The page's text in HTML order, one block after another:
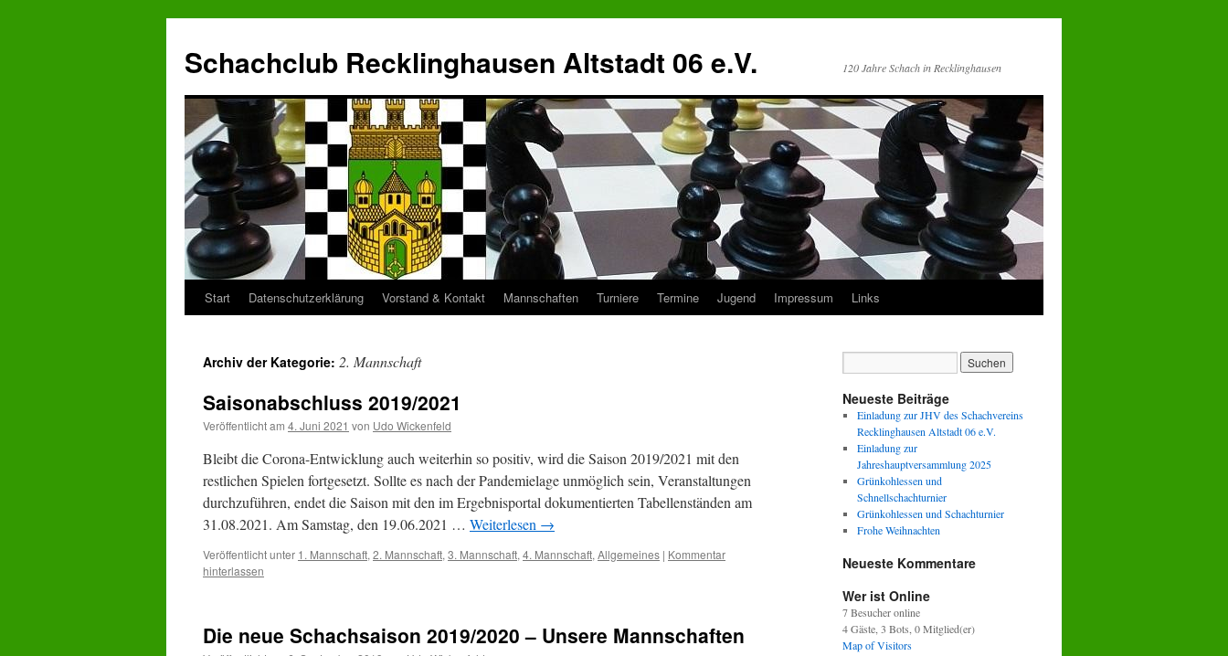
springen
Schachclub Recklinghausen Altstadt 06 e.V. 120 Jahre Schach in Recklinghausen
Start Datenschutzerklärung Vorstand & Kontakt Mannschaften Turniere Termine Jugend Impressum Links
Archiv der Kategorie: 2. Mannschaft
Saisonabschluss 2019/2021
Veröffentlicht am 4. Juni 2021 von Udo Wickenfeld
Bleibt die Corona-Entwicklung auch weiterhin so positiv, wird die Saison 2019/2021 mit den
restlichen Spielen fortgesetzt. Sollte es nach der Pandemielage unmöglich sein, Veranstaltungen
durchzuführen, endet die Saison mit den im Ergebnisportal dokumentierten Tabellenständen am
31.08.2021. Am Samstag, den 19.06.2021 … Weiterlesen →
Veröffentlicht unter 1. Mannschaft, 2. Mannschaft, 3. Mannschaft, 4. Mannschaft, Allgemeines | Kommentar
hinterlassen
Die neue Schachsaison 2019/2020 – Unsere Mannschaften
Neueste Beiträge
Einladung zur JHV des Schachvereins
Recklinghausen Altstadt 06 e.V.
Einladung zur
Jahreshauptversammlung 2025
Grünkohlessen und
Schnellschachturnier
Grünkohlessen und Schachturnier
Frohe Weihnachten
Neueste Kommentare
Wer ist Online
7 Besucher online
4 Gäste, 3 Bots, 0 Mitglied(er)
Map of Visitors